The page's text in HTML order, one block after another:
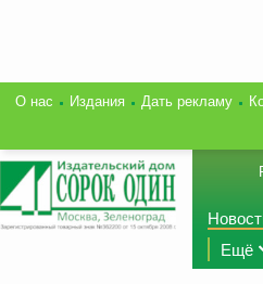
О нас Издания Дать рекламу
Ещё